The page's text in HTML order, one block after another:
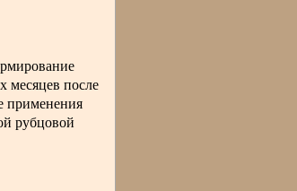
месяцев после
применения
рубцовой